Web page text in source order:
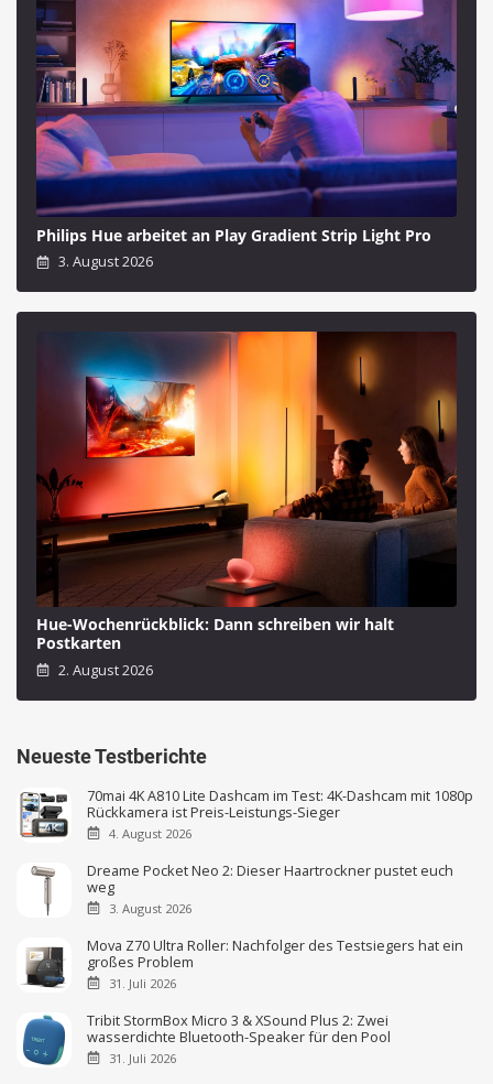
Philips Hue arbeitet an Play Gradient Strip Light Pro
3. August 2026
Hue-Wochenrückblick: Dann schreiben wir halt
Postkarten
2. August 2026
Neueste Testberichte
70mai 4K A810 Lite Dashcam im Test: 4K-Dashcam mit 1080p
Rückkamera ist Preis-Leistungs-Sieger
4. August 2026
Dreame Pocket Neo 2: Dieser Haartrockner pustet euch
weg
3. August 2026
Mova Z70 Ultra Roller: Nachfolger des Testsiegers hat ein
großes Problem
31. Juli 2026
Tribit StormBox Micro 3 & XSound Plus 2: Zwei
wasserdichte Bluetooth-Speaker für den Pool
31. Juli 2026